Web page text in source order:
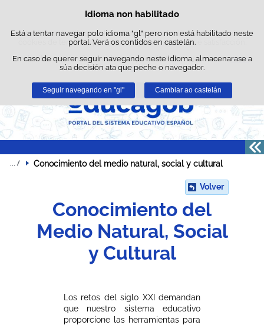
Política de cookies
Este sitio web utiliza cookies propias para facilitar a navegación e
cookies de terceiros para obter estatísticas de uso e satisfacción.
Pode obter máis información no apartado "Cookies" do nosoaviso
legal.
Aceptar Rexeitar
Idioma non habilitado
Está a tentar navegar polo idioma "gl" pero non está habilitado neste
portal. Verá os contidos en castelán.
En caso de querer seguir navegando neste idioma, almacenarase a
súa decisión ata que peche o navegador.
Seguir navegando en "gl" Cambiar ao castelán
Saltar ao contido
Conocimiento del medio natural, social y cultural
Volver
Conocimiento del
Medio Natural, Social
y Cultural
Los retos del siglo XXI demandan
que nuestro sistema educativo
proporcione las herramientas para